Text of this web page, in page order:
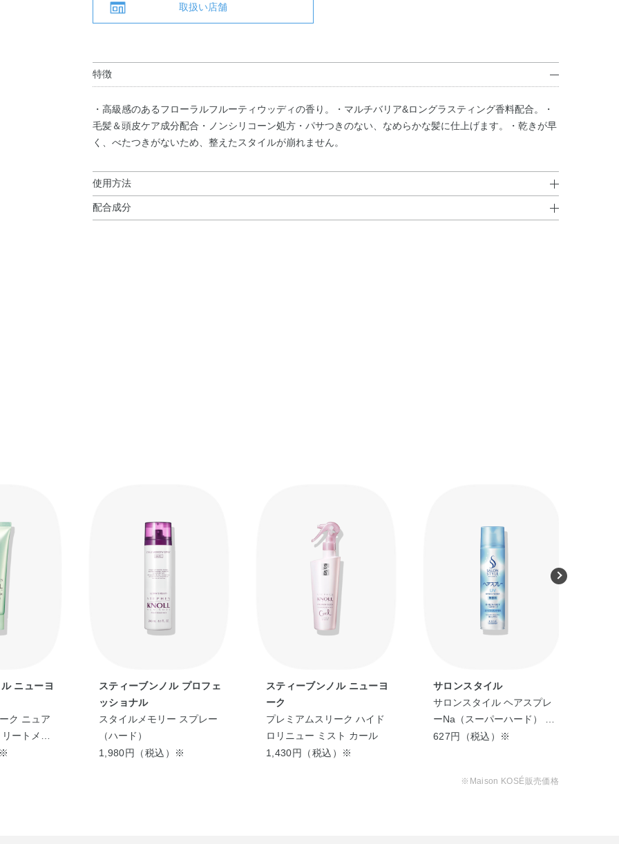
取扱い店舗
特徴
・高級感のあるフローラルフルーティウッディの香り。・マルチバリア&ロングラスティング香料配合。・
毛髪＆頭皮ケア成分配合・ノンシリコーン処方・パサつきのない、なめらかな髪に仕上げます。・乾きが早
く、べたつきがないため、整えたスタイルが崩れません。
使用方法
使用方法
配合成分
ニューヨ
ク ニュア
ートメン
ア用）
スティーブンノル プロフェ
ッショナル
スタイルメモリー スプレー
（ハード）
1,980円（税込）※
スティーブンノル ニューヨ
ーク
プレミアムスリーク ハイド
ロリニュー ミスト カール
1,430円（税込）※
サロンスタイル
サロンスタイル ヘアスプレ
ーNa（スーパーハード） ＜
180g＞
627円（税込）※
※Maison KOSÉ販売価格